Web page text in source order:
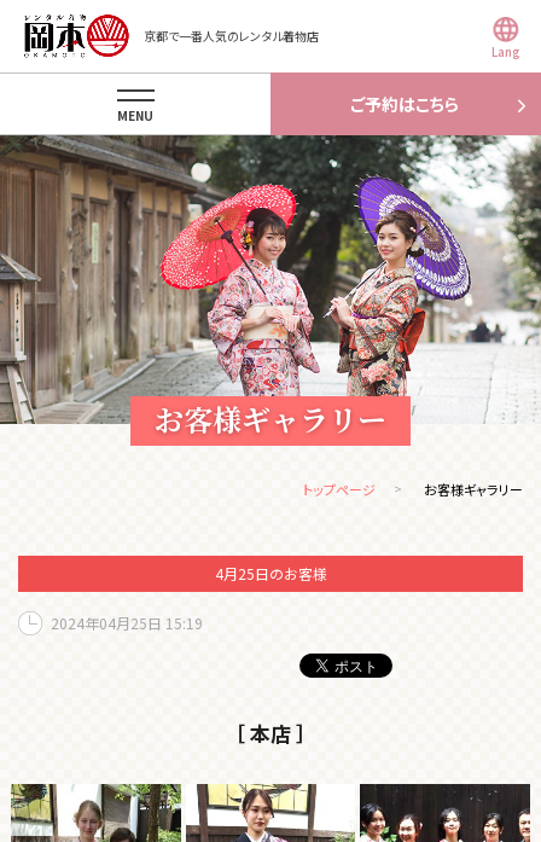
京都で一番人気のレンタル着物店
Lang
ご予約はこちら
MENU
お客様ギャラリー
トップページ お客様ギャラリー
4月25日のお客様
2024年04月25日 15:19
［ 本店 ］